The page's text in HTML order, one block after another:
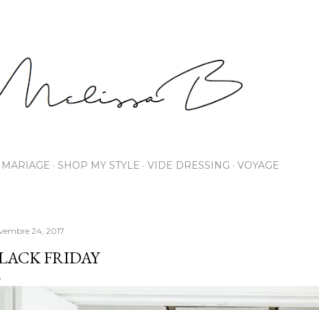
MARIAGE SHOP MY STYLE VIDE DRESSING VOYAGE
24, 2017
FRIDAY